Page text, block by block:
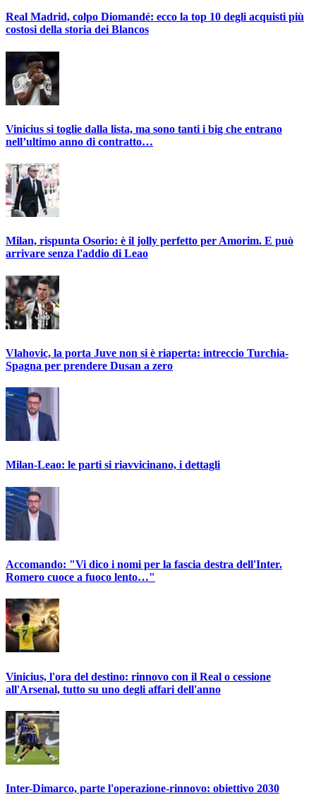
Real Madrid, colpo Diomandé: ecco la top 10 degli acquisti più
costosi della storia dei Blancos
Vinicius si toglie dalla lista, ma sono tanti i big che entrano
nell’ultimo anno di contratto…
Milan, rispunta Osorio: è il jolly perfetto per Amorim. E può
arrivare senza l'addio di Leao
Vlahovic, la porta Juve non si è riaperta: intreccio Turchia-
Spagna per prendere Dusan a zero
Milan-Leao: le parti si riavvicinano, i dettagli
Accomando: "Vi dico i nomi per la fascia destra dell'Inter.
Romero cuoce a fuoco lento…"
Vinicius, l'ora del destino: rinnovo con il Real o cessione
all'Arsenal, tutto su uno degli affari dell'anno
Inter-Dimarco, parte l'operazione-rinnovo: obiettivo 2030